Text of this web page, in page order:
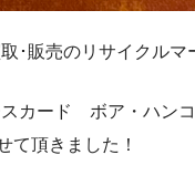
･販売のリサイクルマ
スカード ボア・ハン
て頂きました！